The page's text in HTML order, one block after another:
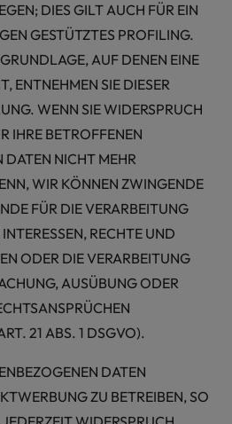
DIES GILT AUCH FÜR EIN
GESTÜTZTES PROFILING.
AUF DENEN EINE
ENTNEHMEN SIE DIESER
WENN SIE WIDERSPRUCH
IHRE BETROFFENEN
DATEN NICHT MEHR
WIR KÖNNEN ZWINGENDE
FÜR DIE VERARBEITUNG
RECHTE UND
ODER DIE VERARBEITUNG
AUSÜBUNG ODER
21 ABS. 1 DSGVO).
DATEN
ZU BETREIBEN, SO